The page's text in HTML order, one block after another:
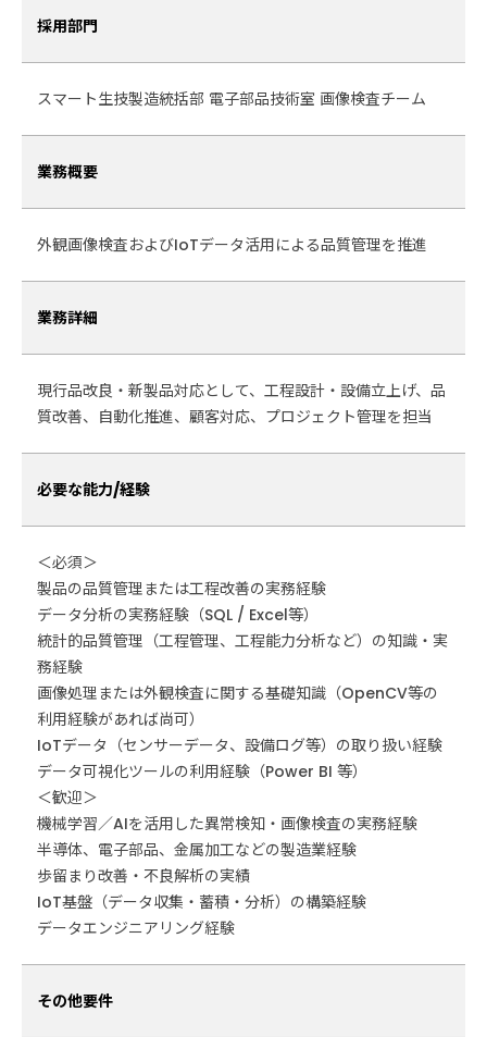
採用部門
スマート生技製造統括部 電子部品技術室 画像検査チーム
業務概要
外観画像検査およびIoTデータ活用による品質管理を推進
業務詳細
現行品改良・新製品対応として、工程設計・設備立上げ、品
質改善、自動化推進、顧客対応、プロジェクト管理を担当
必要な能力/経験
＜必須＞
製品の品質管理または工程改善の実務経験
データ分析の実務経験（SQL / Excel等）
統計的品質管理（工程管理、工程能力分析など）の知識・実
務経験
画像処理または外観検査に関する基礎知識（OpenCV等の
利用経験があれば尚可）
IoTデータ（センサーデータ、設備ログ等）の取り扱い経験
データ可視化ツールの利用経験（Power BI 等）
＜歓迎＞
機械学習／AIを活用した異常検知・画像検査の実務経験
半導体、電子部品、金属加工などの製造業経験
歩留まり改善・不良解析の実績
IoT基盤（データ収集・蓄積・分析）の構築経験
データエンジニアリング経験
その他要件